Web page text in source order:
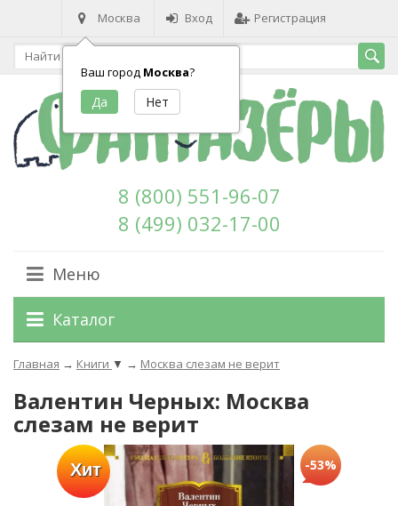
Москва
Ваш город Москва?
Вход Регистрация
8 (800) 551-96-07
8 (499) 032-17-00
Меню
Каталог
Главная → Книги ▼ → Москва слезам не верит
Валентин Черных: Москва
слезам не верит
Хит -53%